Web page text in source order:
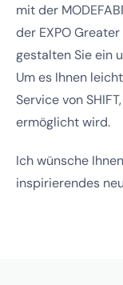
mit der
der EXPO
gestalten Sie ein
Um es Ihnen
Service von
ermöglicht wird.
Ich wünsche
inspirierendes